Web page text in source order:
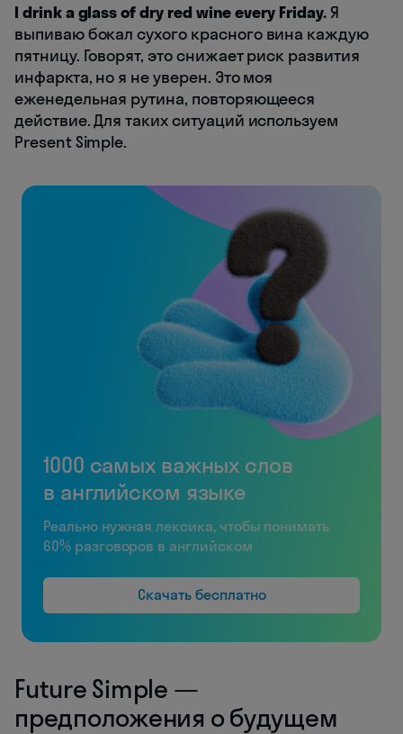
I drink a glass of dry red wine every Friday.Я
выпиваю бокал сухого красного вина каждую
пятницу. Говорят, это снижает риск развития
инфаркта, но я не уверен. Это моя
еженедельная рутина, повторяющееся
действие. Для таких ситуаций используем
Present Simple.
1000 самых важных слов
в английском языке
Реально нужная лексика, чтобы понимать
60% разговоров в английском
Скачать бесплатно
Future Simple —
предположения о будущем